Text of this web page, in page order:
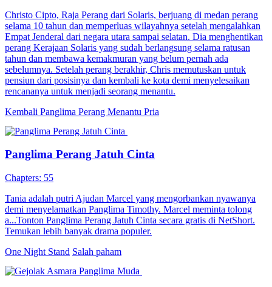
Christo Cipto, Raja Perang dari Solaris, berjuang di medan perang
selama 10 tahun dan memperluas wilayahnya setelah mengalahkan
Empat Jenderal dari negara utara sampai selatan. Dia menghentikan
perang Kerajaan Solaris yang sudah berlangsung selama ratusan
tahun dan membawa kemakmuran yang belum pernah ada
sebelumnya. Setelah perang berakhir, Chris memutuskan untuk
pensiun dari posisinya dan kembali ke kota demi menyelesaikan
rencananya untuk menjadi seorang menantu.
Kembali Panglima Perang Menantu Pria
Panglima Perang Jatuh Cinta
Chapters: 55
Tania adalah putri Ajudan Marcel yang mengorbankan nyawanya
demi menyelamatkan Panglima Timothy. Marcel meminta tolong
a...Tonton Panglima Perang Jatuh Cinta secara gratis di NetShort.
Temukan lebih banyak drama populer.
One Night Stand Salah paham